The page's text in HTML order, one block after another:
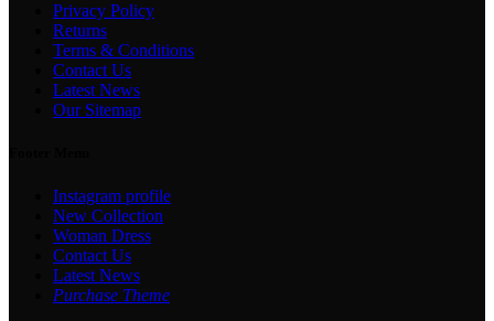
Privacy Policy
Returns
Terms & Conditions
Contact Us
Latest News
Our Sitemap
Instagram profile
New Collection
Woman Dress
Contact Us
Latest News
Purchase Theme